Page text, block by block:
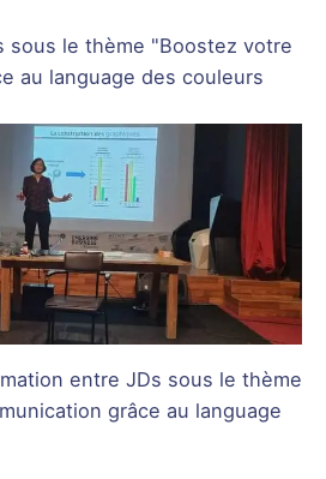
sous le thème "Boostez votre
au language des couleurs
entre JDs sous le thème
grâce au language